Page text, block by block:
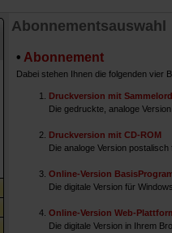
Abonnementsauswahl
• Abonnement
Dabei stehen Ihnen die folgenden vier
Druckversion mit
Die gedruckte, analoge
Druckversion mit CD-ROM
Die analoge Version
Online-Version
Die digitale Version für
Online-Version Web-
Die digitale Version in Ihrem